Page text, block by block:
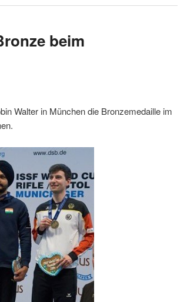
beim
Walter in München die Bronzemedaille im